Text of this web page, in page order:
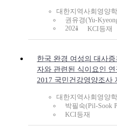
대한지역사회영양학
권유경(Yu-
2021
KCI등재
한국 완경 여성의 대사
자와 관련된 식이요인 연
2017 국민건강영양조사
대한지역사회영양학
박필숙(Pil-Sook
KCI등재